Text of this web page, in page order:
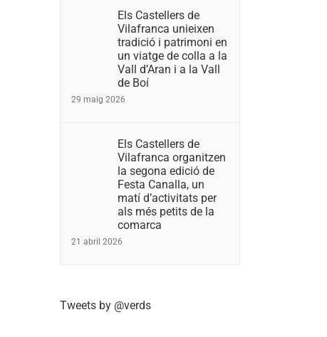
Els Castellers de
Vilafranca unieixen
tradició i patrimoni en
un viatge de colla a la
Vall d’Aran i a la Vall
de Boí
29 maig 2026
Els Castellers de
Vilafranca organitzen
la segona edició de
Festa Canalla, un
matí d’activitats per
als més petits de la
comarca
21 abril 2026
Tweets by @verds